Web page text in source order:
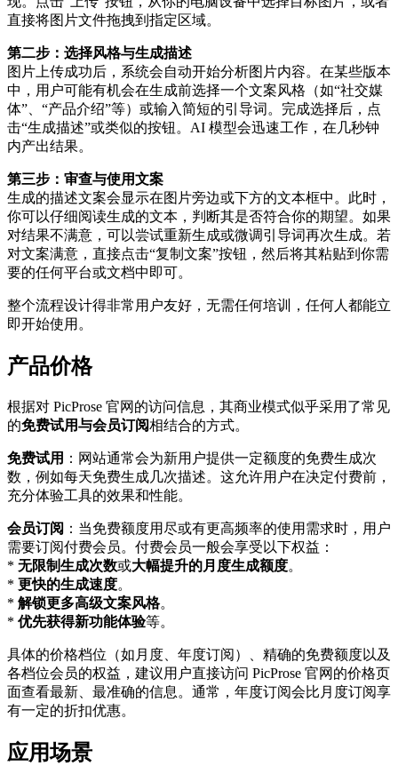
直接将图片文件拖拽到指定区域。
第二步：选择风格与生成描述
图片上传成功后，系统会自动开始分析图片内容。在某些版本
中，用户可能有机会在生成前选择一个文案风格（如“社交媒
体”、“产品介绍”等）或输入简短的引导词。完成选择后，点
击“生成描述”或类似的按钮。AI 模型会迅速工作，在几秒钟
内产出结果。
第三步：审查与使用文案
生成的描述文案会显示在图片旁边或下方的文本框中。此时，
你可以仔细阅读生成的文本，判断其是否符合你的期望。如果
对结果不满意，可以尝试重新生成或微调引导词再次生成。若
对文案满意，直接点击“复制文案”按钮，然后将其粘贴到你需
要的任何平台或文档中即可。
整个流程设计得非常用户友好，无需任何培训，任何人都能立
即开始使用。
产品价格
根据对 PicProse 官网的访问信息，其商业模式似乎采用了常见
的免费试用与会员订阅相结合的方式。
免费试用 ：网站通常会为新用户提供一定额度的免费生成次
数，例如每天免费生成几次描述。这允许用户在决定付费前，
充分体验工具的效果和性能。
会员订阅 ：当免费额度用尽或有更高频率的使用需求时，用户
需要订阅付费会员。付费会员一般会享受以下权益：
* 无限制生成次数或大幅提升的月度生成额度。
* 更快的生成速度。
* 解锁更多高级文案风格。
* 优先获得新功能体验等。
具体的价格档位（如月度、年度订阅）、精确的免费额度以及
各档位会员的权益，建议用户直接访问 PicProse 官网的价格页
面查看最新、最准确的信息。通常，年度订阅会比月度订阅享
有一定的折扣优惠。
应用场景